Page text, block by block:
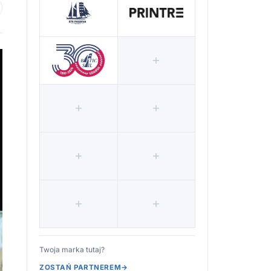
ulubionych
Twoja marka tutaj?
ZOSTAŃ PARTNEREM→